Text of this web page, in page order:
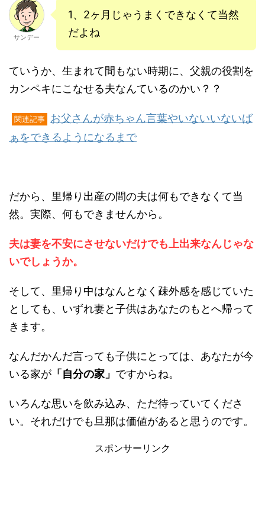
サンデー
1、2ヶ月じゃうまくできなくて当然
だよね
ていうか、生まれて間もない時期に、父親の役割を
カンペキにこなせる夫なんているのかい？？
関連記事
お父さんが赤ちゃん言葉やいないいないば
ぁをできるようになるまで
だから、里帰り出産の間の夫は何もできなくて当
然。実際、何もできませんから。
夫は妻を不安にさせないだけでも上出来なんじゃな
いでしょうか。
そして、里帰り中はなんとなく疎外感を感じていた
としても、いずれ妻と子供はあなたのもとへ帰って
きます。
なんだかんだ言っても子供にとっては、あなたが今
いる家が 「自分の家」 ですからね。
いろんな思いを飲み込み、ただ待っていてくださ
い。それだけでも旦那は価値があると思うのです。
スポンサーリンク